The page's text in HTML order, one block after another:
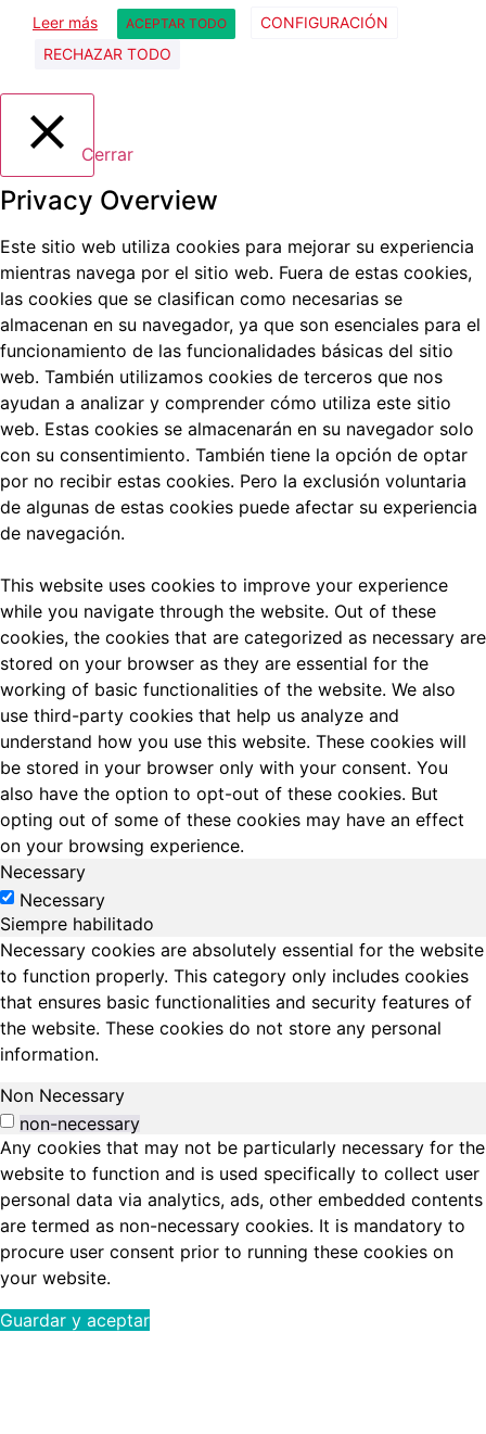
Leer más ACEPTAR TODO
CONFIGURACIÓN
RECHAZAR TODO
Cerrar
Privacy Overview
Este sitio web utiliza cookies para mejorar su experiencia
mientras navega por el sitio web. Fuera de estas cookies,
las cookies que se clasifican como necesarias se
almacenan en su navegador, ya que son esenciales para el
funcionamiento de las funcionalidades básicas del sitio
web. También utilizamos cookies de terceros que nos
ayudan a analizar y comprender cómo utiliza este sitio
web. Estas cookies se almacenarán en su navegador solo
con su consentimiento. También tiene la opción de optar
por no recibir estas cookies. Pero la exclusión voluntaria
de algunas de estas cookies puede afectar su experiencia
de navegación.
This website uses cookies to improve your experience
while you navigate through the website. Out of these
cookies, the cookies that are categorized as necessary are
stored on your browser as they are essential for the
working of basic functionalities of the website. We also
use third-party cookies that help us analyze and
understand how you use this website. These cookies will
be stored in your browser only with your consent. You
also have the option to opt-out of these cookies. But
opting out of some of these cookies may have an effect
on your browsing experience.
Necessary
Necessary
Siempre habilitado
Necessary cookies are absolutely essential for the website
to function properly. This category only includes cookies
that ensures basic functionalities and security features of
the website. These cookies do not store any personal
information.
Non Necessary
non-necessary
Any cookies that may not be particularly necessary for the
website to function and is used specifically to collect user
personal data via analytics, ads, other embedded contents
are termed as non-necessary cookies. It is mandatory to
procure user consent prior to running these cookies on
your website.
Guardar y aceptar